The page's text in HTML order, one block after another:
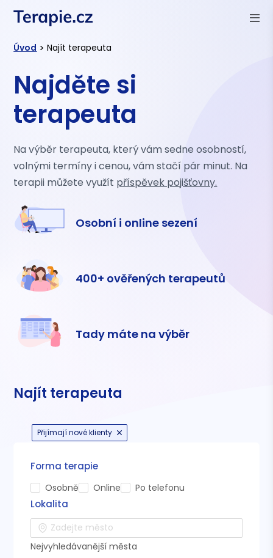
Úvod > Najít terapeuta
Najděte si
terapeuta
Na výběr terapeuta, který vám sedne osobností,
volnými termíny i cenou, vám stačí pár minut. Na
terapii můžete využít příspěvek pojišťovny.
Osobní i online sezení
400+ ověřených terapeutů
Tady máte na výběr
Najít terapeuta
Forma terapie
Osobně Online Po telefonu
Lokalita
Nejvyhledávanější města
Přijímají nové klienty